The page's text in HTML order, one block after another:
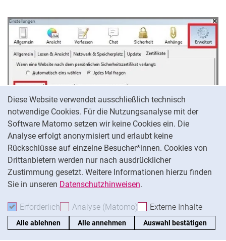
Diese Website verwendet ausschließlich technisch
notwendige Cookies. Für die Nutzungsanalyse mit der
Software Matomo setzen wir keine Cookies ein. Die
Analyse erfolgt anonymisiert und erlaubt keine
Rückschlüsse auf einzelne Besucher*innen. Cookies von
Drittanbietern werden nur nach ausdrücklicher
Zustimmung gesetzt. Weitere Informationen hierzu finden
Sie in unseren Datenschutzhinweisen.
Erforderlich Erforderliche Cookies akzeptieren
Analyse (Matomo) Analyse-Cookies
Externe Inhalte
Alle ablehnen Alle annehmen Auswahl bestätigen
Im Zertifikats-Manager klicken Sie auf den Reiter "Ihre
Zertifikate" und anschließend auf '"Importieren...". Wählen
Sie nun Ihr vorher gespeichertes Zertifikat aus und klicken
auf "Öffnen".
Geben Sie bei der Passwort-Abfrage das Passwort ein,
welches Sie beim Exportieren vergeben haben.